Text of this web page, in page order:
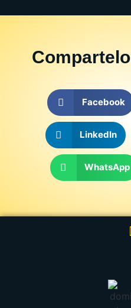
Compartelo
Facebook
LinkedIn
WhatsApp